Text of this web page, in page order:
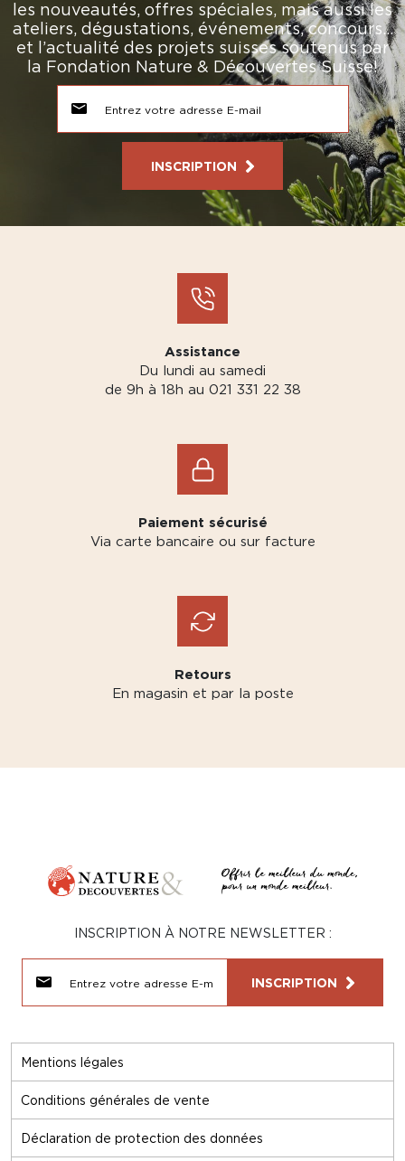
les nouveautés, offres spéciales, mais aussi les
ateliers, dégustations, événements, concours…
et l’actualité des projets suisses soutenus par
la Fondation Nature & Découvertes Suisse!
INSCRIPTION
Assistance
Du lundi au samedi
de 9h à 18h au 021 331 22 38
Paiement sécurisé
Via carte bancaire ou sur facture
Retours
En magasin et par la poste
Mentions légales
Conditions générales de vente
Déclaration de protection des données
INSCRIPTION À NOTRE NEWSLETTER :
INSCRIPTION